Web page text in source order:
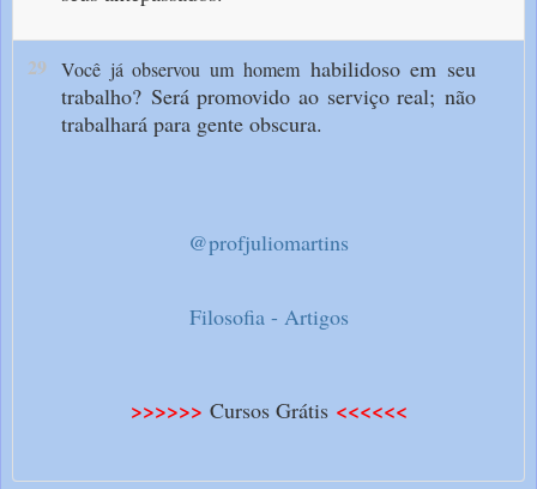
29 Você já observou um homem habilidoso em seu
trabalho? Será promovido ao serviço real;não
trabalhará para gente obscura.
@profjuliomartins
Filosofia - Artigos
>>>>>> Cursos Grátis <<<<<<